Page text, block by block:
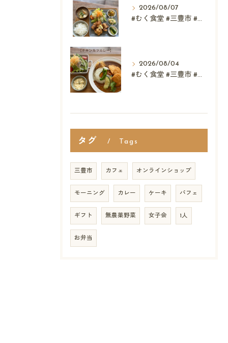
2026/08/07
#むく食堂 #三豊市 #レストラン #テイクアウト #父...
2026/08/04
#むく食堂 #三豊市 #テイクアウト #高屋神社 #...
タグ Tags
三豊市 カフェ オンラインショップ
モーニング カレー ケーキ パフェ
ギフト 無農薬野菜 女子会 1人
お弁当